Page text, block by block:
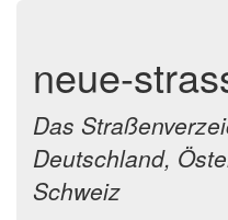
neue-
Das
Deutschland,
Schweiz